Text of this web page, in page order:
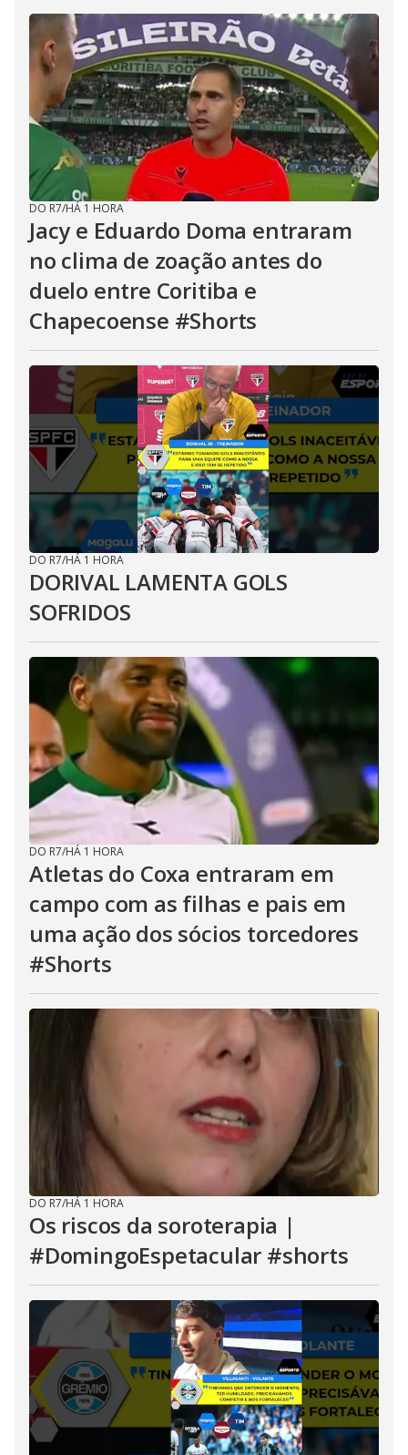
DO R7/HÁ 1 HORA
Jacy e Eduardo Doma entraram
no clima de zoação antes do
duelo entre Coritiba e
Chapecoense #Shorts
DO R7/HÁ 1 HORA
DORIVAL LAMENTA GOLS
SOFRIDOS
DO R7/HÁ 1 HORA
Atletas do Coxa entraram em
campo com as filhas e pais em
uma ação dos sócios torcedores
#Shorts
DO R7/HÁ 1 HORA
Os riscos da soroterapia |
#DomingoEspetacular #shorts